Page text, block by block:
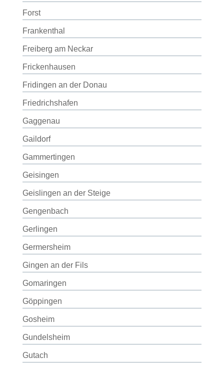
Forst
Frankenthal
Freiberg am Neckar
Frickenhausen
Fridingen an der Donau
Friedrichshafen
Gaggenau
Gaildorf
Gammertingen
Geisingen
Geislingen an der Steige
Gengenbach
Gerlingen
Germersheim
Gingen an der Fils
Gomaringen
Göppingen
Gosheim
Gundelsheim
Gutach